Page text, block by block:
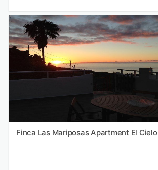
Finca Las Mariposas Apartment El Cielo